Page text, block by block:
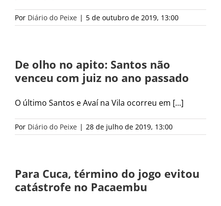
Por Diário do Peixe | 5 de outubro de 2019, 13:00
De olho no apito: Santos não
venceu com juiz no ano passado
O último Santos e Avaí na Vila ocorreu em [...]
Por Diário do Peixe | 28 de julho de 2019, 13:00
Para Cuca, término do jogo evitou
catástrofe no Pacaembu